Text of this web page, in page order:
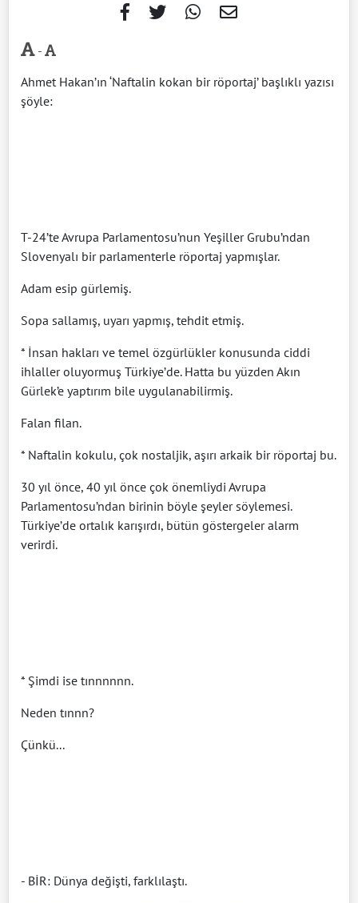
-
Ahmet Hakan’ın ‘Naftalin kokan bir röportaj’ başlıklı yazısı
şöyle:
T-24’te Avrupa Parlamentosu’nun Yeşiller Grubu’ndan
Slovenyalı bir parlamenterle röportaj yapmışlar.
Adam esip gürlemiş.
Sopa sallamış, uyarı yapmış, tehdit etmiş.
* İnsan hakları ve temel özgürlükler konusunda ciddi
ihlaller oluyormuş Türkiye’de. Hatta bu yüzden Akın
Gürlek’e yaptırım bile uygulanabilirmiş.
Falan filan.
* Naftalin kokulu, çok nostaljik, aşırı arkaik bir röportaj bu.
30 yıl önce, 40 yıl önce çok önemliydi Avrupa
Parlamentosu’ndan birinin böyle şeyler söylemesi.
Türkiye’de ortalık karışırdı, bütün göstergeler alarm
verirdi.
* Şimdi ise tınnnnnn.
Neden tınnn?
Çünkü...
- BİR: Dünya değişti, farklılaştı.